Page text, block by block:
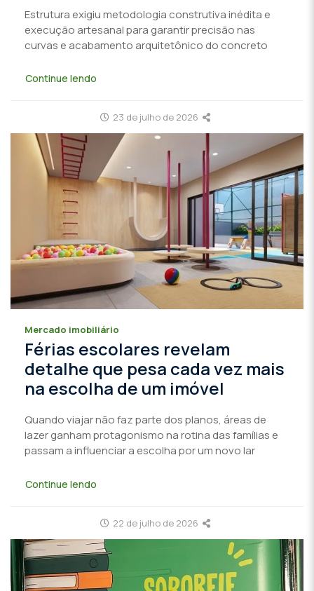
Estrutura exigiu metodologia construtiva inédita e
execução artesanal para garantir precisão nas
curvas e acabamento arquitetônico do concreto
Continue lendo
23 de julho de 2026
Mercado imobiliário
Férias escolares revelam
detalhe que pesa cada vez mais
na escolha de um imóvel
Quando viajar não faz parte dos planos, áreas de
lazer ganham protagonismo na rotina das famílias e
passam a influenciar a escolha por um novo lar
Continue lendo
22 de julho de 2026